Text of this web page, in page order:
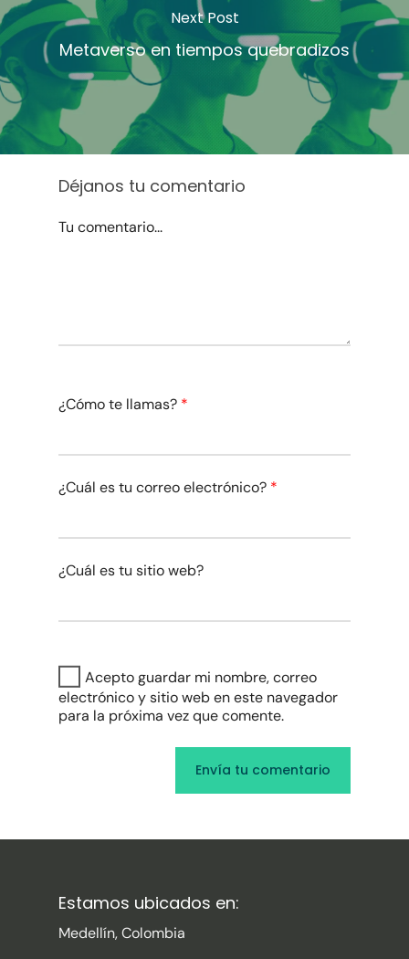
Next Post
Metaverso en tiempos quebradizos
Déjanos tu comentario
Tu comentario...
¿Cómo te llamas? *
¿Cuál es tu correo electrónico? *
¿Cuál es tu sitio web?
Acepto guardar mi nombre, correo
electrónico y sitio web en este navegador
para la próxima vez que comente.
Estamos ubicados en:
Medellín, Colombia